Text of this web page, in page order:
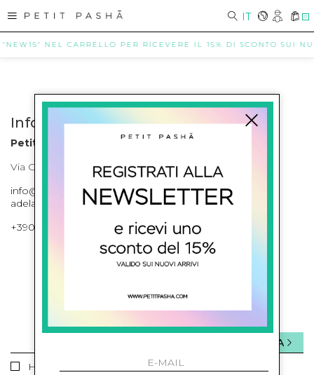
IT 0
NEL CARRELLO PER RICEVERE IL 15% DI SCONTO SUI
Info contatti
Petit Pasha
Via Cilea, 255 Napoli Corso Umberto I 301 Napoli
info@petitpasha.com, petitpasha@hotmail.it,
adelaide.petitpasha@hotmail.com
+39081643421 , +390812351280
ISCRIVITI ALLA NEWSLETTER
Ho letto ed accettato le condizioni sulla privacy.
INVIA